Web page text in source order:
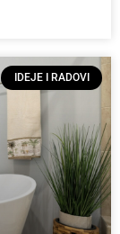
IDEJE I RADOVI